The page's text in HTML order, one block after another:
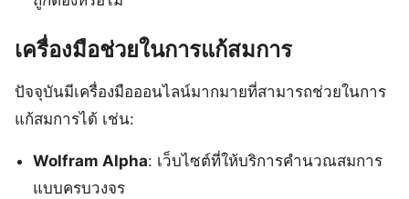
เครื่องมือช่วยในการแก้สมการ
ปัจจุบันมีเครื่องมือออนไลน์มากมายที่สามารถช่วยในการ
แก้สมการได้ เช่น:
Wolfram Alpha: เว็บไซต์ที่ให้บริการคำนวณสมการ
แบบครบวงจร